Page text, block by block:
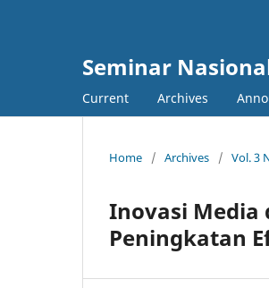
Seminar
Current Archives
Home / Archives / Vol. 3
Inovasi Media
Peningkatan